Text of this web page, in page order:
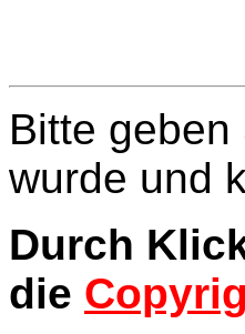
Bitte
wurde und
Durch
die